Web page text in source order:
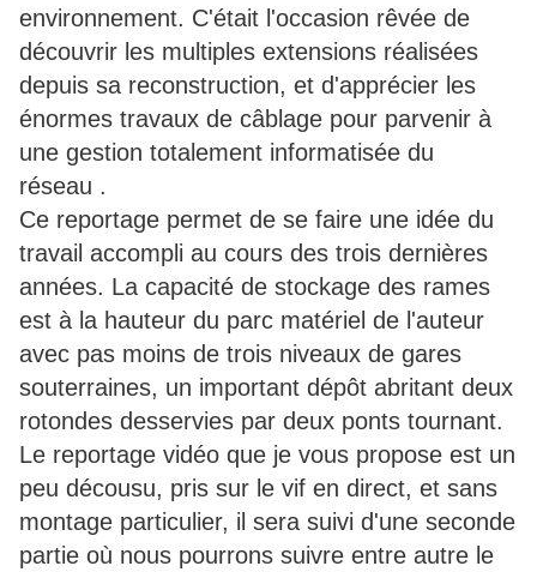
environnement. C'était l'occasion rêvée de
découvrir les multiples extensions réalisées
depuis sa reconstruction, et d'apprécier les
énormes travaux de câblage pour parvenir à
une gestion totalement informatisée du
réseau .
Ce reportage permet de se faire une idée du
travail accompli au cours des trois dernières
années. La capacité de stockage des rames
est à la hauteur du parc matériel de l'auteur
avec pas moins de trois niveaux de gares
souterraines, un important dépôt abritant deux
rotondes desservies par deux ponts tournant.
Le reportage vidéo que je vous propose est un
peu décousu, pris sur le vif en direct, et sans
montage particulier, il sera suivi d'une seconde
partie où nous pourrons suivre entre autre le